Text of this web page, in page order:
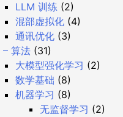
LLM 训练 (2)
混部虚拟化 (4)
通讯优化 (3)
– 算法 (31)
大模型强化学习 (2)
数学基础 (8)
机器学习 (8)
无监督学习 (2)